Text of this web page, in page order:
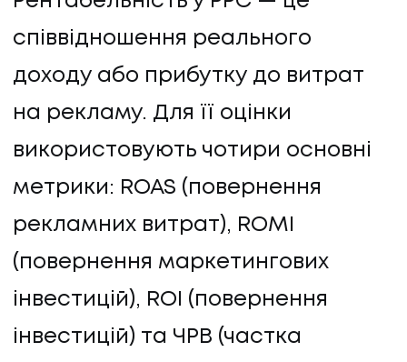
співвідношення реального
доходу або прибутку до витрат
на рекламу. Для її оцінки
використовують чотири основні
метрики: ROAS (повернення
рекламних витрат), ROMI
(повернення маркетингових
інвестицій), ROI (повернення
інвестицій) та ЧРВ (частка